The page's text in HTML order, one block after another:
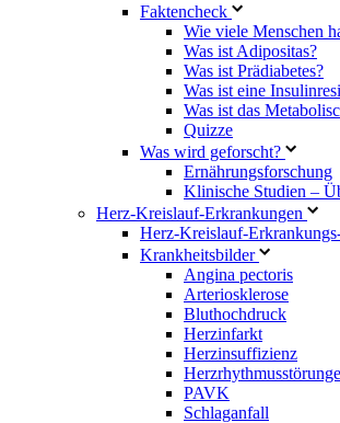
Faktencheck
Wie viele Menschen
Was ist Adipositas?
Was ist Prädiabetes?
Was ist eine
Was ist das
Quizze
Was wird geforscht?
Ernährungsforschung
Klinische Studien –
Herz-Kreislauf-Erkrankungen
Herz-Kreislauf-
Krankheitsbilder
Angina pectoris
Arteriosklerose
Bluthochdruck
Herzinfarkt
Herzinsuffizienz
PAVK
Schlaganfall